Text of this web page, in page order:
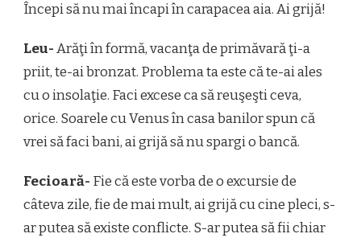
Începi să nu mai încapi în carapacea aia. Ai grijă!
Leu-Arăţi în formă, vacanţa de primăvară ţi-a
priit, te-ai bronzat. Problema ta este că te-ai ales
cu o insolaţie. Faci excese ca să reuşeşti ceva,
orice. Soarele cu Venus în casa banilor spun că
vrei să faci bani, ai grijă să nu spargi o bancă.
Fecioară- Fie că este vorba de o excursie de
câteva zile, fie de mai mult, ai grijă cu cine pleci, s-
ar putea să existe conflicte. S-ar putea să fii chiar